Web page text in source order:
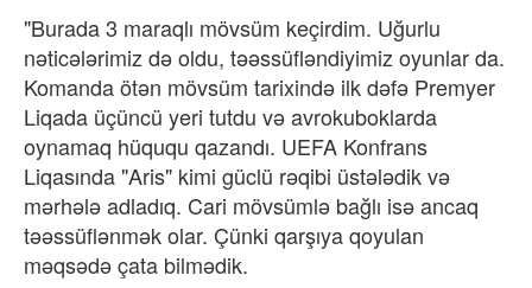
"Burada 3 maraqlı mövsüm keçirdim. Uğurlu
nəticələrimiz də oldu, təəssüfləndiyimiz oyunlar da.
Komanda ötən mövsüm tarixində ilk dəfə Premyer
Liqada üçüncü yeri tutdu və avrokuboklarda
oynamaq hüququ qazandı. UEFA Konfrans
Liqasında "Aris" kimi güclü rəqibi üstələdik və
mərhələ adladıq. Cari mövsümlə bağlı isə ancaq
təəssüflənmək olar. Çünki qarşıya qoyulan
məqsədə çata bilmədik.